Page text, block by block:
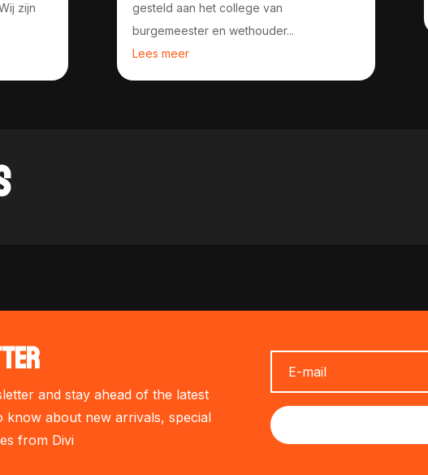
zijn
gesteld aan het college van
burgemeester en wethouder...
Lees meer
and stay ahead of the latest
know about new arrivals, special
from Divi